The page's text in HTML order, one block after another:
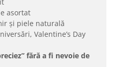
asortat
și piele naturală
Valentine’s Day
fără a fi nevoie de